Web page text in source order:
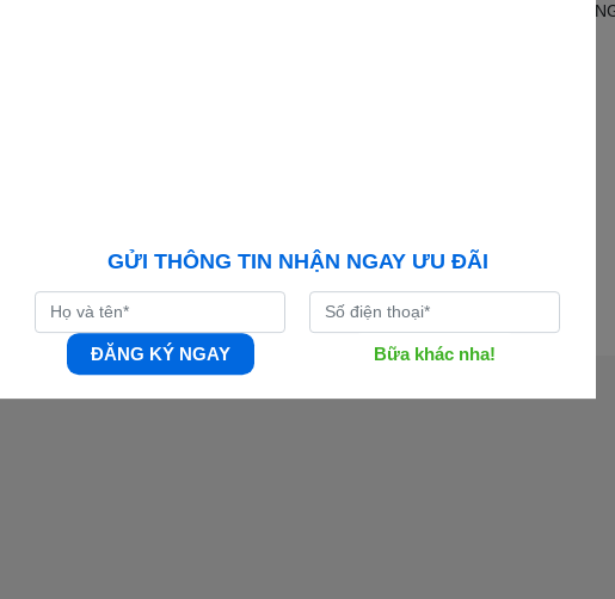
TP.Hà Nội
Lưu, phường
đồ đường đi
Hà Nội |
HỖ TRỢ KHÁCH
GỬI THÔNG TIN NHẬN NGAY ƯU ĐÃI
ĐĂNG KÝ NGAY Bữa khác nha!